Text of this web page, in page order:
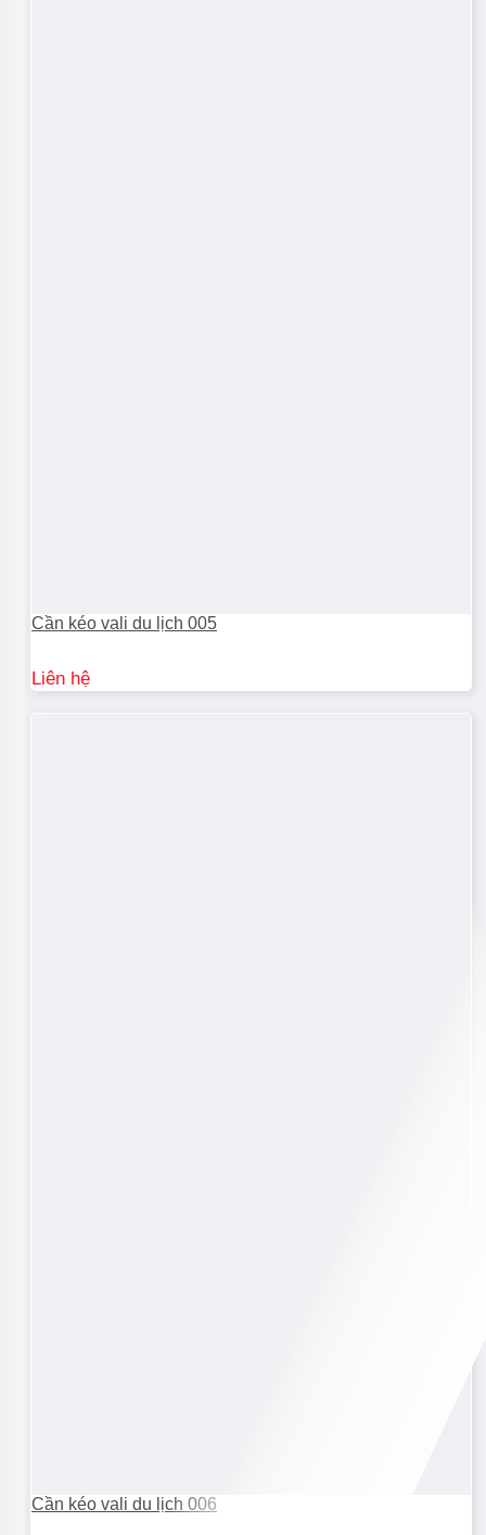
Cần kéo vali du lịch 005
Liên hệ
Cần kéo vali du lịch 006